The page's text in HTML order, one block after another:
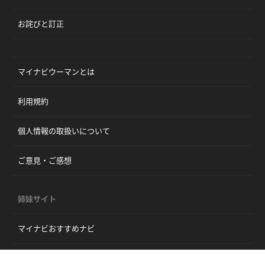
お詫びと訂正
マイナビウーマンとは
利用規約
個人情報の取扱いについて
ご意見・ご感想
姉妹サイト
マイナビおすすめナビ